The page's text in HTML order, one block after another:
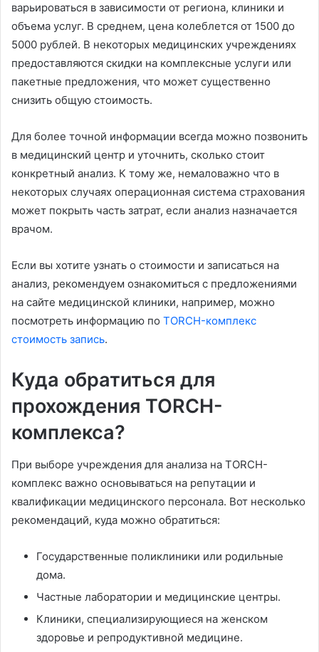
варьироваться в зависимости от региона, клиники и
объема услуг. В среднем, цена колеблется от 1500 до
5000 рублей. В некоторых медицинских учреждениях
предоставляются скидки на комплексные услуги или
пакетные предложения, что может существенно
снизить общую стоимость.
Для более точной информации всегда можно позвонить
в медицинский центр и уточнить, сколько стоит
конкретный анализ. К тому же, немаловажно что в
некоторых случаях операционная система страхования
может покрыть часть затрат, если анализ назначается
врачом.
Если вы хотите узнать о стоимости и записаться на
анализ, рекомендуем ознакомиться с предложениями
на сайте медицинской клиники, например, можно
посмотреть информацию по TORCH-комплекс
стоимость запись.
Куда обратиться для
прохождения TORCH-
комплекса?
При выборе учреждения для анализа на TORCH-
комплекс важно основываться на репутации и
квалификации медицинского персонала. Вот несколько
рекомендаций, куда можно обратиться:
Государственные поликлиники или родильные
дома.
Частные лаборатории и медицинские центры.
Клиники, специализирующиеся на женском
здоровье и репродуктивной медицине.